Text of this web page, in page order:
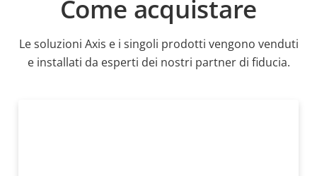
Come acquistare
Le soluzioni Axis e i singoli prodotti vengono venduti
e installati da esperti dei nostri partner di fiducia.